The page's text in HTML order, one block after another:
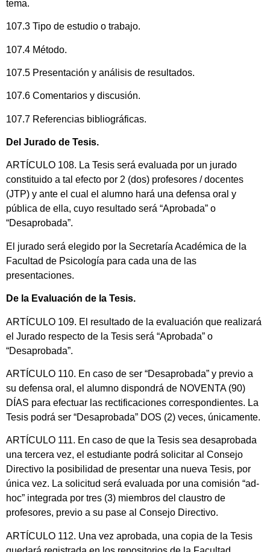
tema.
107.3 Tipo de estudio o trabajo.
107.4 Método.
107.5 Presentación y análisis de resultados.
107.6 Comentarios y discusión.
107.7 Referencias bibliográficas.
Del Jurado de Tesis.
ARTÍCULO 108. La Tesis será evaluada por un jurado
constituido a tal efecto por 2 (dos) profesores / docentes
(JTP) y ante el cual el alumno hará una defensa oral y
pública de ella, cuyo resultado será “Aprobada” o
“Desaprobada”.
El jurado será elegido por la Secretaría Académica de la
Facultad de Psicología para cada una de las
presentaciones.
De la Evaluación de la Tesis.
ARTÍCULO 109. El resultado de la evaluación que realizará
el Jurado respecto de la Tesis será “Aprobada” o
“Desaprobada”.
ARTÍCULO 110. En caso de ser “Desaprobada” y previo a
su defensa oral, el alumno dispondrá de NOVENTA (90)
DÍAS para efectuar las rectificaciones correspondientes. La
Tesis podrá ser “Desaprobada” DOS (2) veces, únicamente.
ARTÍCULO 111. En caso de que la Tesis sea desaprobada
una tercera vez, el estudiante podrá solicitar al Consejo
Directivo la posibilidad de presentar una nueva Tesis, por
única vez. La solicitud será evaluada por una comisión “ad-
hoc” integrada por tres (3) miembros del claustro de
profesores, previo a su pase al Consejo Directivo.
ARTÍCULO 112. Una vez aprobada, una copia de la Tesis